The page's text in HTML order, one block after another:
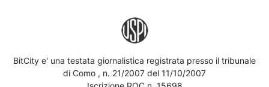
BitCity e' una testata giornalistica registrata presso il tribunale
di Como , n. 21/2007 del 11/10/2007